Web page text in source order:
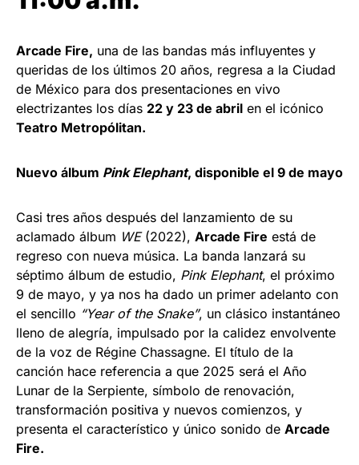
Arcade Fire, una de las bandas más influyentes y
queridas de los últimos 20 años, regresa a la Ciudad
de México para dos presentaciones en vivo
electrizantes los días 22 y 23 de abril en el icónico
Teatro Metropólitan.
Nuevo álbum Pink Elephant, disponible el 9 de mayo
Casi tres años después del lanzamiento de su
aclamado álbum WE(2022), Arcade Fire está de
regreso con nueva música. La banda lanzará su
séptimo álbum de estudio, Pink Elephant, el próximo
9 de mayo, y ya nos ha dado un primer adelanto con
el sencillo “Year of the Snake”, un clásico instantáneo
lleno de alegría, impulsado por la calidez envolvente
de la voz de Régine Chassagne. El título de la
canción hace referencia a que 2025 será el Año
Lunar de la Serpiente, símbolo de renovación,
transformación positiva y nuevos comienzos, y
presenta el característico y único sonido de Arcade
Fire.